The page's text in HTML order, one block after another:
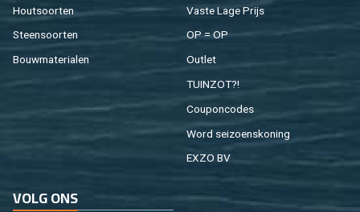
Hout­soor­ten
Steen­soor­ten
Bouw­ma­te­ri­a­len
Vaste Lage Prijs
OP = OP
Out­let
TUIN­ZOT?!
Cou­pon­co­des
Word sei­zoens­ko­ning
EXZO BV
VOLG ONS